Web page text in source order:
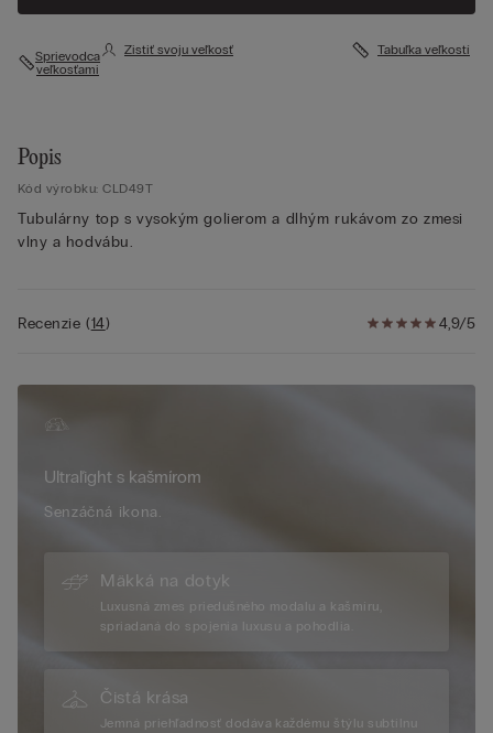
Sprievodca
veľkosťami
Zistiť svoju veľkosť Tabuľka veľkostí
Popis
Kód výrobku: CLD49T
Tubulárny top s vysokým golierom a dlhým rukávom zo zmesi
vlny a hodvábu.
4,9/5
Recenzie(14)
Ultraľight s kašmírom
Senzáčná ikona.
Mäkká na dotyk
Luxusná zmes priedušného modalu a kašmíru,
spriadaná do spojenia luxusu a pohodlia.
Čistá krása
Jemná priehľadnosť dodáva každému štýlu subtílnu